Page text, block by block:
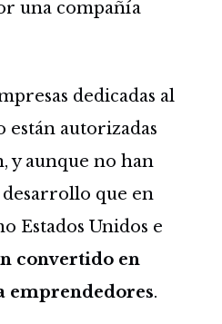
una compañía
dedicadas al
están autorizadas
y aunque no han
que en
Estados Unidos e
convertido en
emprendedores.